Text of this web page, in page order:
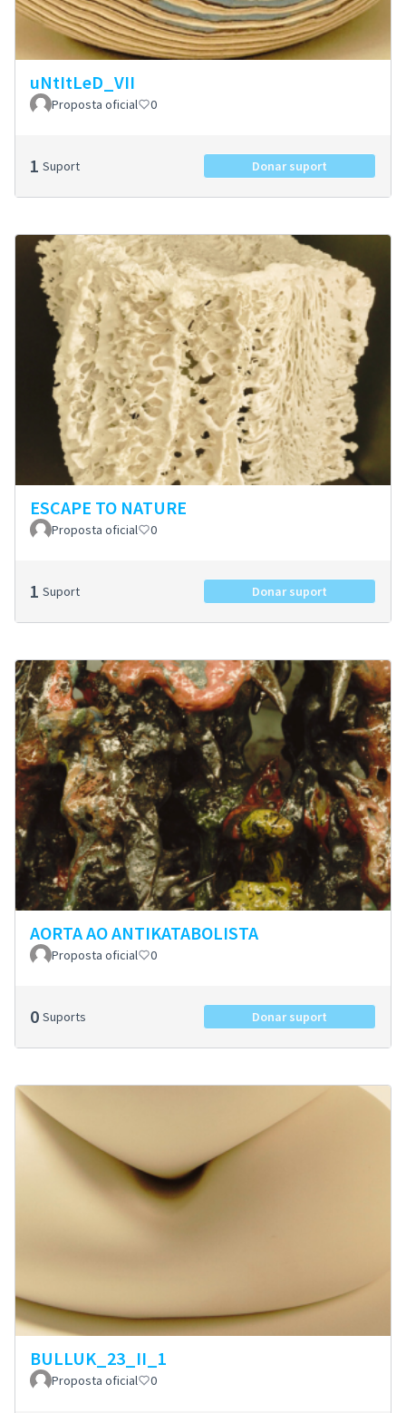
uNtItLeD_VII
Proposta oficial 0
1 Suport Donar suport
ESCAPE TO NATURE
Proposta oficial 0
1 Suport Donar suport
AORTA AO ANTIKATABOLISTA
Proposta oficial 0
0 Suports Donar suport
BULLUK_23_II_1
Proposta oficial 0